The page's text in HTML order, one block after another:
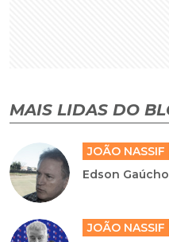
MAIS LIDAS DO
JOÃO NASSIF
Edson
JOÃO NASSIF